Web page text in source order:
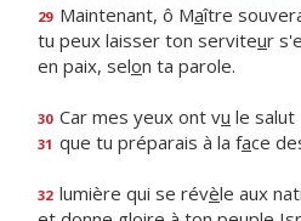
29 Maintenant, ô Maître
tu peux laisser ton serviteur
en paix, selon ta parole.
30 Car mes yeux ont vu le salut
31 que tu préparais à la face
32 lumière qui se révèle aux